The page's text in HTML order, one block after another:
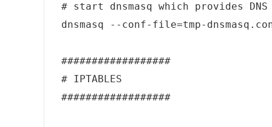
# start dnsmasq which provides
dnsmasq --conf-file=tmp-
##################
# IPTABLES
##################